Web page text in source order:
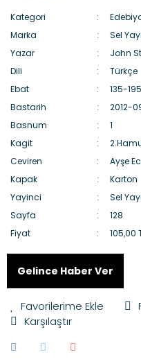
Kategori
Marka
Sel
Yazar
John
Dili
Türkçe
Ebat
135-195
Bastarih
2012-
Basnum
1
Kagit
Ceviren
Ayşe
Kapak
Karton
Yayinci
Sel
Sayfa
128
Fiyat
105,00
Gelince Haber Ver
Karşılaştır